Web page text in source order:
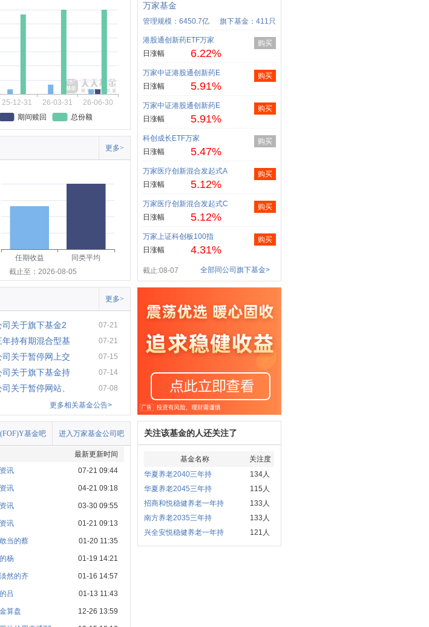
25-12-31 26-03-31
26-06-30
期间赎回 总份额
更多>
任期收益
同类平均
截止至：2026-08-05
更多>
关于旗下基金2 07-21
持有期混合型基 07-21
关于暂停网上交 07-15
关于旗下基金持 07-14
关于暂停网站、
07-08
更多相关基金公告>
进入万家基金公司吧
基金吧
最新更新时间
讯 07-21 09:44
讯 04-21 09:18
讯 03-30 09:55
讯 01-21 09:13
当的蔡 01-20 11:35
杨 01-19 14:21
然的齐 01-16 14:57
吕 01-13 11:43
算盘 12-26 13:59
万家基金
管理规模：6450.7亿 旗下基金：411只
港股通创新药ETF万家
日涨幅
6.22%
购买
万家中证港股通创新药E
日涨幅
5.91%
购买
万家中证港股通创新药E
日涨幅
5.91%
购买
科创成长ETF万家
日涨幅
5.47%
购买
万家医疗创新混合发起式A
日涨幅
5.12%
购买
万家医疗创新混合发起式C
日涨幅
5.12%
购买
万家上证科创板100指
日涨幅
4.31%
购买
截止:08-07 全部同公司旗下基金>
关注该基金的人还关注了
基金名称
关注度
华夏养老2040三年持
134人
华夏养老2045三年持
115人
招商和悦稳健养老一年持
133人
南方养老2035三年持
133人
兴全安悦稳健养老一年持
121人